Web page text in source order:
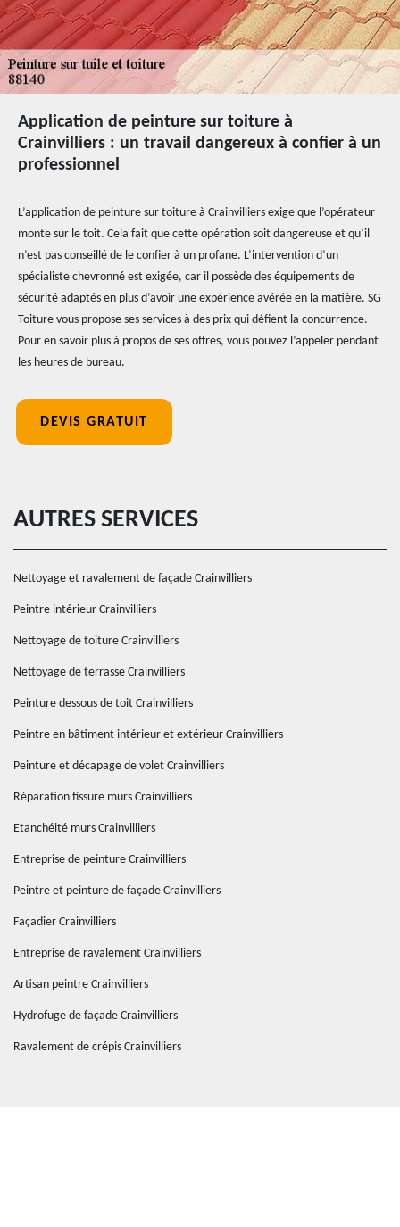
Application de peinture sur toiture à
Crainvilliers : un travail dangereux à confier à un
professionnel
L’application de peinture sur toiture à Crainvilliers exige que l’opérateur
monte sur le toit. Cela fait que cette opération soit dangereuse et qu’il
n’est pas conseillé de le confier à un profane. L’intervention d’un
spécialiste chevronné est exigée, car il possède des équipements de
sécurité adaptés en plus d’avoir une expérience avérée en la matière. SG
Toiture vous propose ses services à des prix qui défient la concurrence.
Pour en savoir plus à propos de ses offres, vous pouvez l’appeler pendant
les heures de bureau.
DEVIS GRATUIT
AUTRES SERVICES
Nettoyage et ravalement de façade Crainvilliers
Peintre intérieur Crainvilliers
Nettoyage de toiture Crainvilliers
Nettoyage de terrasse Crainvilliers
Peinture dessous de toit Crainvilliers
Peintre en bâtiment intérieur et extérieur Crainvilliers
Peinture et décapage de volet Crainvilliers
Réparation fissure murs Crainvilliers
Etanchéité murs Crainvilliers
Entreprise de peinture Crainvilliers
Peintre et peinture de façade Crainvilliers
Façadier Crainvilliers
Entreprise de ravalement Crainvilliers
Artisan peintre Crainvilliers
Hydrofuge de façade Crainvilliers
Ravalement de crépis Crainvilliers